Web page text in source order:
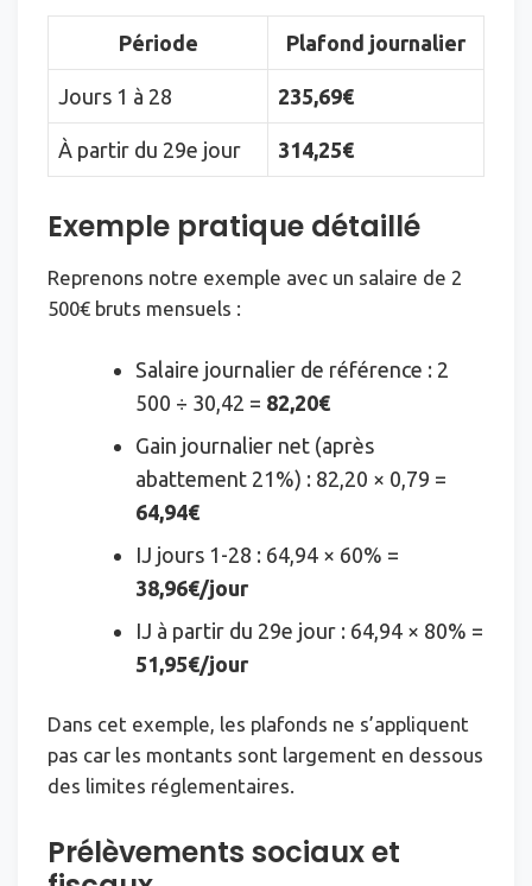
Période Plafond journalier
Jours 1 à 28 235,69€
À partir du 29e jour 314,25€
Exemple pratique détaillé
Reprenons notre exemple avec un salaire de 2
500€ bruts mensuels :
Salaire journalier de référence : 2
500 ÷ 30,42 = 82,20€
Gain journalier net (après
abattement 21%) : 82,20 × 0,79 =
64,94€
IJ jours 1-28 : 64,94 × 60% =
38,96€/jour
IJ à partir du 29e jour : 64,94 × 80% =
51,95€/jour
Dans cet exemple, les plafonds ne s’appliquent
pas car les montants sont largement en dessous
des limites réglementaires.
Prélèvements sociaux et